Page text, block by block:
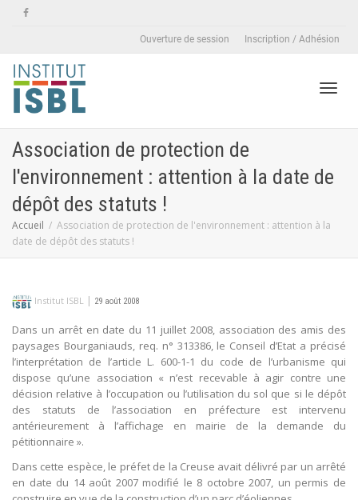
Ouverture de session Inscription / Adhésion
Association de protection de
l'environnement : attention à la date de
dépôt des statuts !
Accueil
Association de protection de l'environnement : attention à la
date de dépôt des statuts !
Institut ISBL | 29 août 2008
Dans un arrêt en date du 11 juillet 2008, association des amis des
paysages Bourganiauds, req. n° 313386, le Conseil d’Etat a précisé
l’interprétation de l’article L. 600-1-1 du code de l’urbanisme qui
dispose qu’une association « n’est recevable à agir contre une
décision relative à l’occupation ou l’utilisation du sol que si le dépôt
des statuts de l’association en préfecture est intervenu
antérieurement à l’affichage en mairie de la demande du
pétitionnaire ».
Dans cette espèce, le préfet de la Creuse avait délivré par un arrêté
en date du 14 août 2007 modifié le 8 octobre 2007, un permis de